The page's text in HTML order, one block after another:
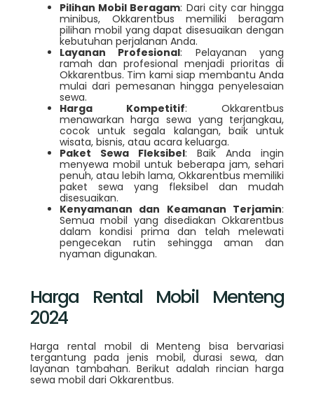
Pilihan Mobil Beragam: Dari city car hingga
minibus, Okkarentbus memiliki beragam
pilihan mobil yang dapat disesuaikan dengan
kebutuhan perjalanan Anda.
Layanan Profesional: Pelayanan yang
ramah dan profesional menjadi prioritas di
Okkarentbus. Tim kami siap membantu Anda
mulai dari pemesanan hingga penyelesaian
sewa.
Harga Kompetitif: Okkarentbus
menawarkan harga sewa yang terjangkau,
cocok untuk segala kalangan, baik untuk
wisata, bisnis, atau acara keluarga.
Paket Sewa Fleksibel: Baik Anda ingin
menyewa mobil untuk beberapa jam, sehari
penuh, atau lebih lama, Okkarentbus memiliki
paket sewa yang fleksibel dan mudah
disesuaikan.
Kenyamanan dan Keamanan Terjamin:
Semua mobil yang disediakan Okkarentbus
dalam kondisi prima dan telah melewati
pengecekan rutin sehingga aman dan
nyaman digunakan.
Harga Rental Mobil Menteng
2024
Harga rental mobil di Menteng bisa bervariasi
tergantung pada jenis mobil, durasi sewa, dan
layanan tambahan. Berikut adalah rincian harga
sewa mobil dari Okkarentbus.